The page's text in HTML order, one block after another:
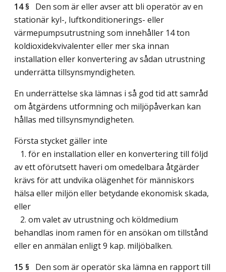
14 § Den som är eller avser att bli operatör av en
stationär kyl-, luftkonditionerings- eller
värmepumpsutrustning som innehåller 14 ton
koldioxidekvivalenter eller mer ska innan
installation eller konvertering av sådan utrustning
underrätta tillsynsmyndigheten.
En underrättelse ska lämnas i så god tid att samråd
om åtgärdens utformning och miljöpåverkan kan
hållas med tillsynsmyndigheten.
Första stycket gäller inte
1. för en installation eller en konvertering till följd
av ett oförutsett haveri om omedelbara åtgärder
krävs för att undvika olägenhet för människors
hälsa eller miljön eller betydande ekonomisk skada,
eller
2. om valet av utrustning och köldmedium
behandlas inom ramen för en ansökan om tillstånd
eller en anmälan enligt 9 kap. miljöbalken.
15 § Den som är operatör ska lämna en rapport till